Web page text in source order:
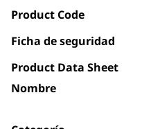
Product Code
Ficha de seguridad
Product Data Sheet
Nombre